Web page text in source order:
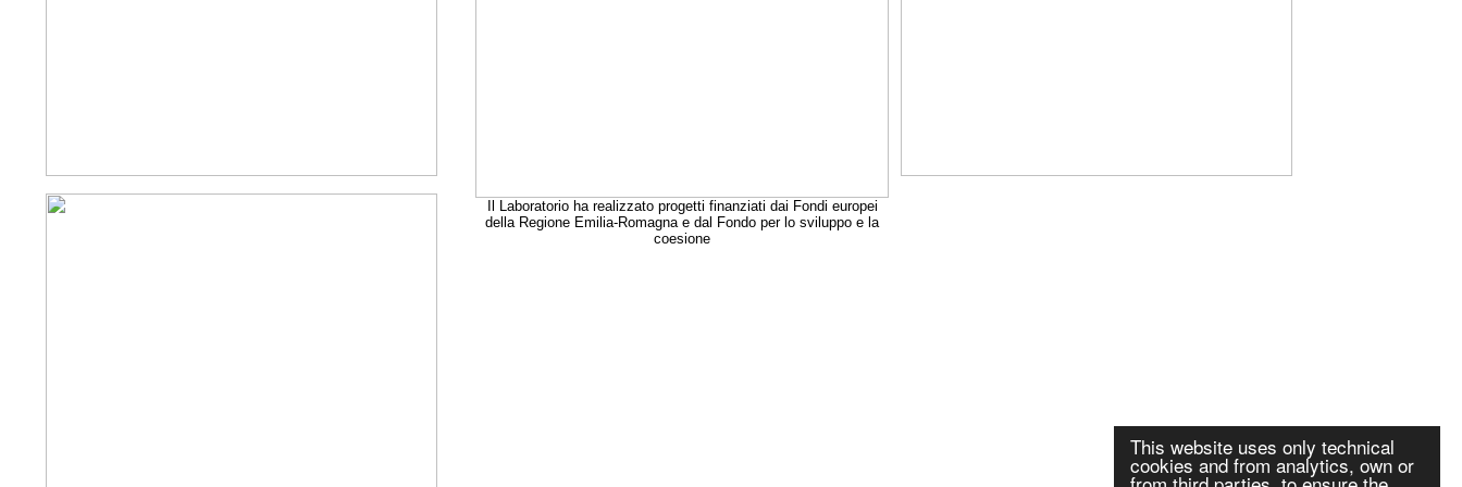
This website uses only technical
cookies and from analytics, own or
Il Laboratorio ha realizzato progetti finanziati dai Fondi europei
della Regione Emilia-Romagna e dal Fondo per lo sviluppo e la
coesione